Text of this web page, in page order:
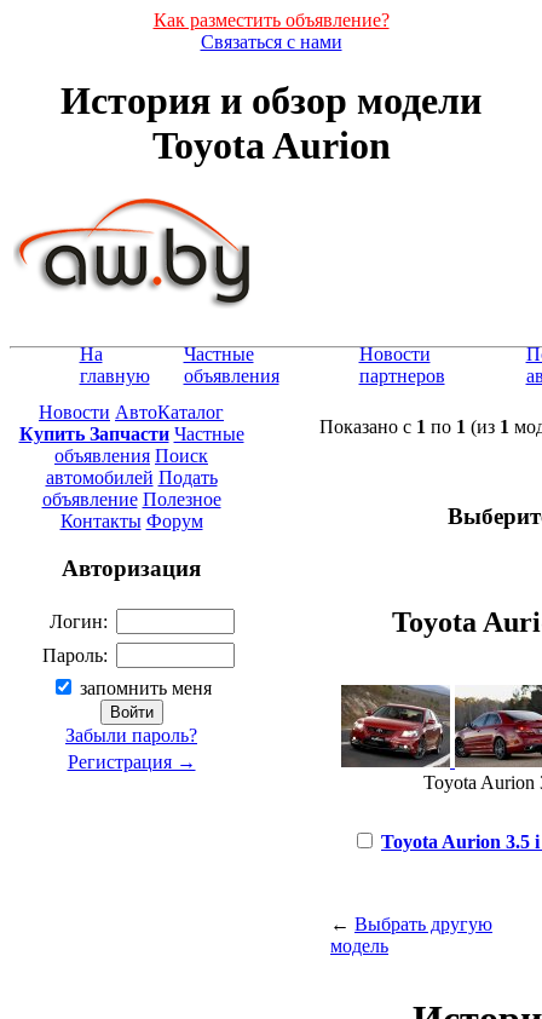
Как разместить объявление?
Связаться с нами
История и обзор модели
Toyota Aurion
На
главную
Частные
объявления
Новости
партнеров
Новости АвтоКаталог
Купить Запчасти Частные
объявления Поиск
автомобилей Подать
объявление Полезное
Контакты Форум
Авторизация
Логин:
Пароль:
запомнить меня
Забыли пароль?
Регистрация →
Показано с 1 по 1 (из 1
Toyota
Toyota Aurion
Toyota Aurion 3.5
← Выбрать другую
модель